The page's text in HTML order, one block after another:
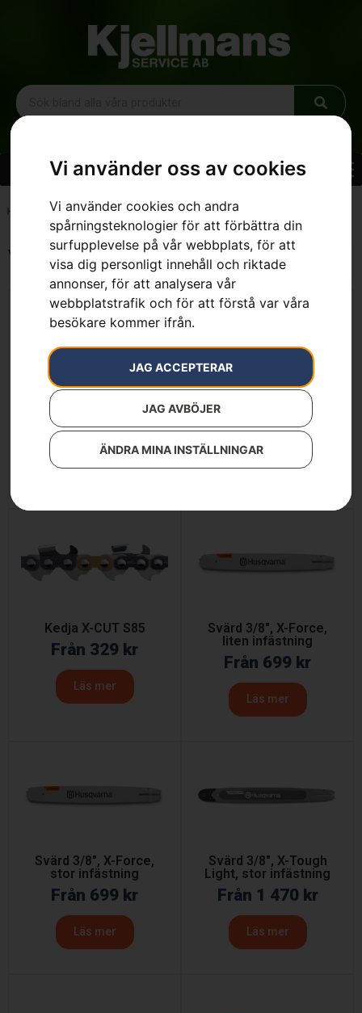
Vi använder oss av cookies
Vi använder cookies och andra
spårningsteknologier för att förbättra din
surfupplevelse på vår webbplats, för att
visa dig personligt innehåll och riktade
annonser, för att analysera vår
webbplatstrafik och för att förstå var våra
besökare kommer ifrån.
JAG ACCEPTERAR
JAG AVBÖJER
ÄNDRA MINA INSTÄLLNINGAR
Hem 3/8"
Visar alla 9 resultat
Husqvarna 530iPX
7 390kr
Läs mer
Kedja X-CUT C85
Från339kr
Läs mer
Kedja X-CUT S85
Från 329 kr
Läs mer
Svärd 3/8″, X-Force,
liten infästning
Från 699 kr
Läs mer
Svärd 3/8″, X-Force,
stor infästning
Från 699 kr
Läs mer
Svärd 3/8″, X-Tough
Light, stor infästning
Från 1 470 kr
Läs mer